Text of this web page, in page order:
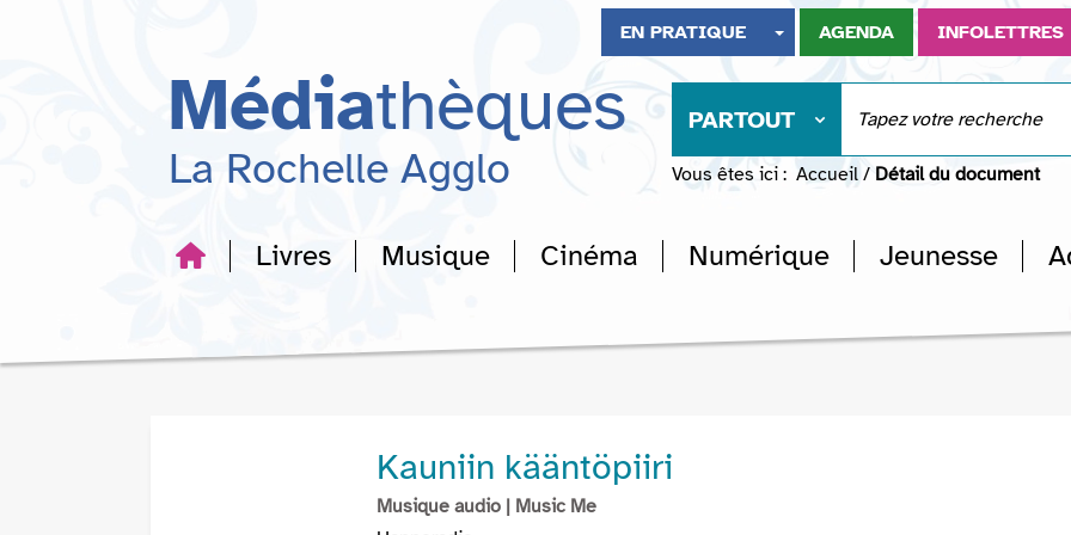
recherche
EN PRATIQUE AGENDA INFOLETTRES
Médiathèques
La Rochelle Agglo
PARTOUT
Vous êtes ici : Accueil / Détail du document
Livres Musique Cinéma Numérique Jeunesse
Kauniin kääntöpiiri
Musique audio | Music Me